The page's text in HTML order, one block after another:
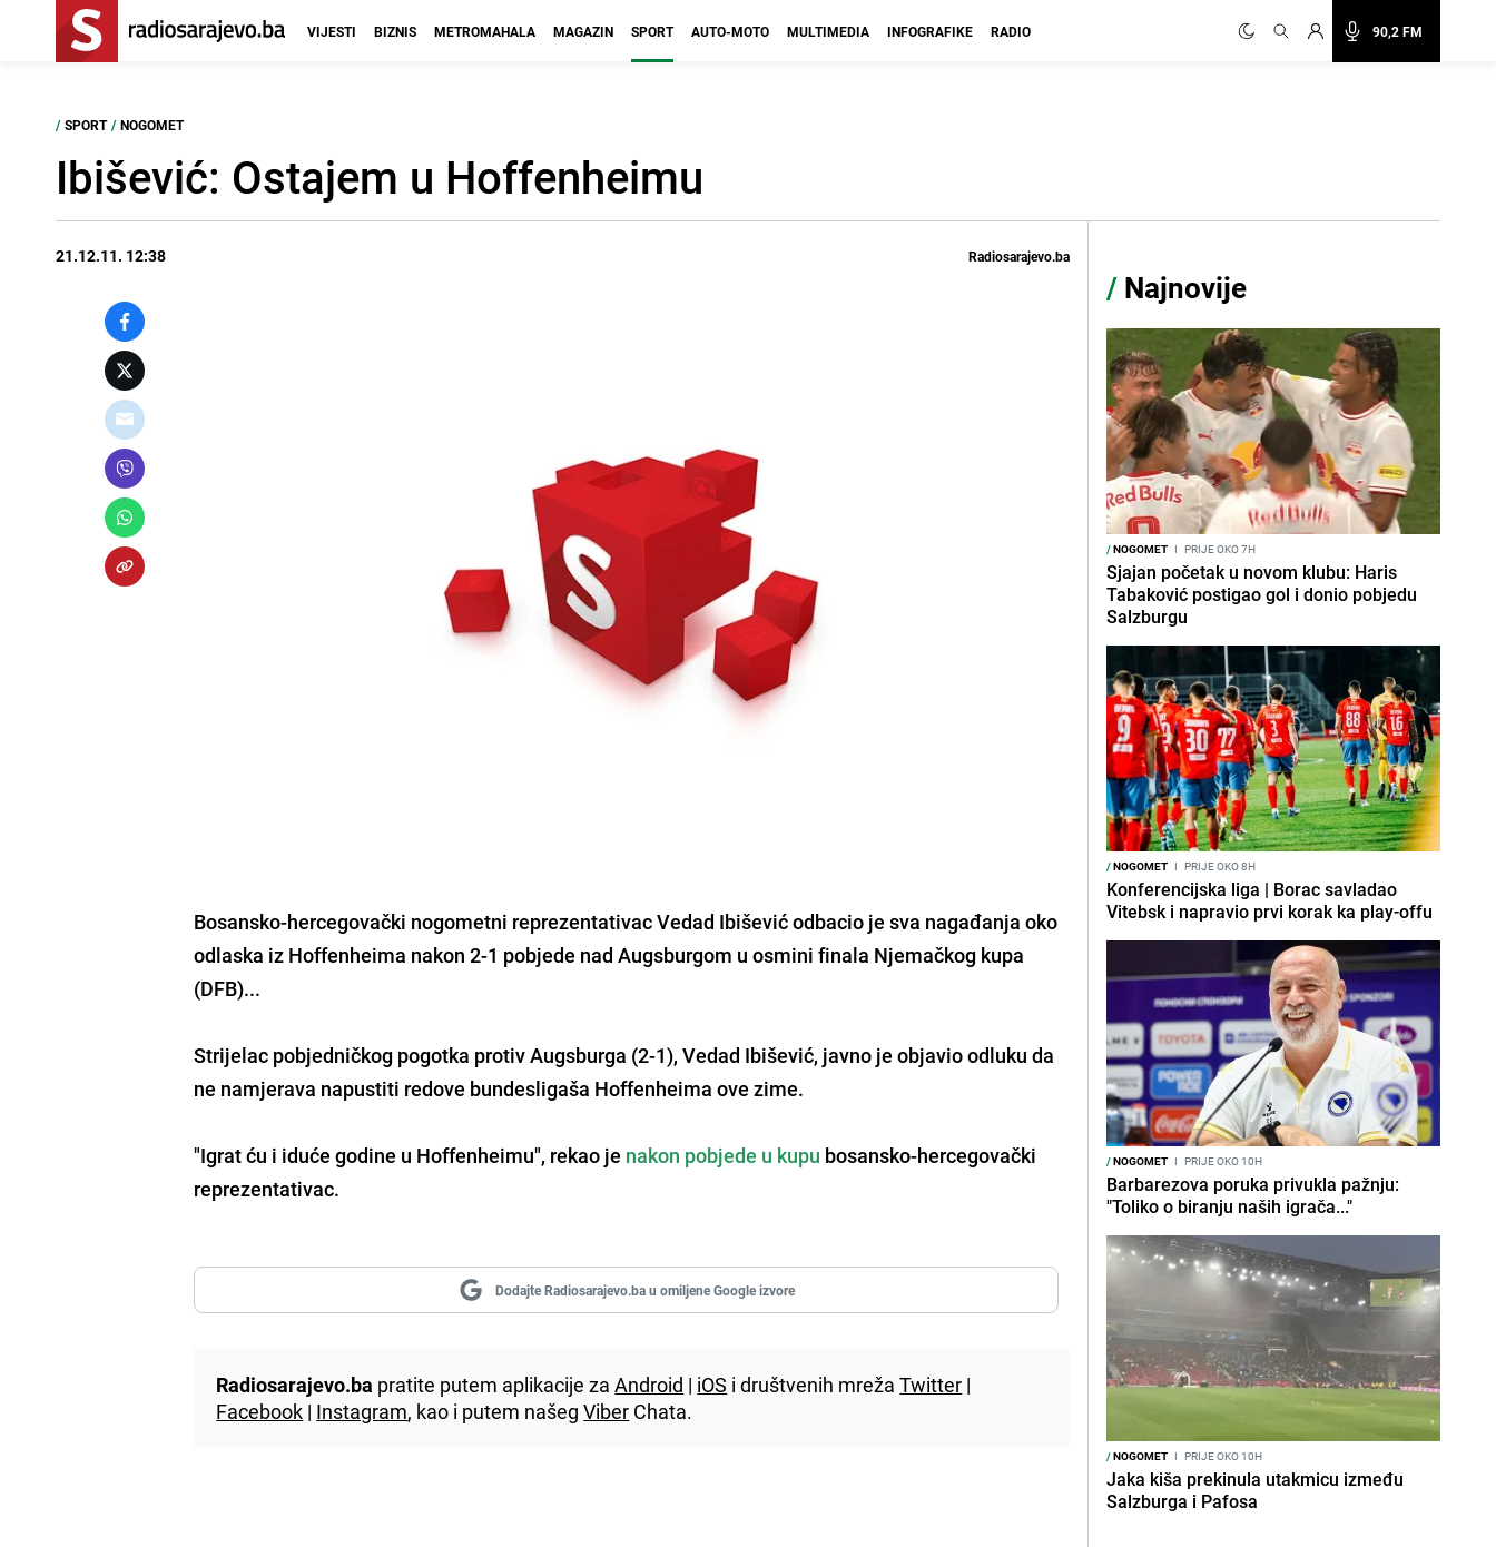
90,2 FM
VIJESTI BIZNIS METROMAHALA MAGAZIN SPORT AUTO-MOTO MULTIMEDIA INFOGRAFIKE RADIO
/ SPORT / NOGOMET
Ibišević: Ostajem u Hoffenheimu
21.12.11. 12:38 Radiosarajevo.ba
Bosansko-hercegovački nogometni reprezentativac Vedad Ibišević odbacio je sva nagađanja oko
odlaska iz Hoffenheima nakon 2-1 pobjede nad Augsburgom u osmini finala Njemačkog kupa
(DFB)...
Strijelac pobjedničkog pogotka protiv Augsburga (2-1), Vedad Ibišević, javno je objavio odluku da
ne namjerava napustiti redove bundesligaša Hoffenheima ove zime.
"Igrat ću i iduće godine u Hoffenheimu", rekao je nakon pobjede u kupu bosansko-hercegovački
reprezentativac.
Dodajte Radiosarajevo.ba u omiljene Google izvore
Radiosarajevo.ba pratite putem aplikacije zaAndroid | iOS i društvenih mrežaTwitter |
Facebook | Instagram, kao i putem našegViber Chata.
/ Najnovije
/NOGOMET I PRIJE OKO 7H
Sjajan početak u novom klubu: Haris
Tabaković postigao gol i donio pobjedu
Salzburgu
/NOGOMET I PRIJE OKO 8H
Konferencijska liga | Borac savladao
Vitebsk i napravio prvi korak ka play-offu
/NOGOMET I PRIJE OKO 10H
Barbarezova poruka privukla pažnju:
"Toliko o biranju naših igrača..."
/NOGOMET I PRIJE OKO 10H
Jaka kiša prekinula utakmicu između
Salzburga i Pafosa